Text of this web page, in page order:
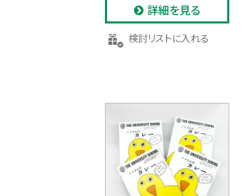
詳細を見る
検討リストに入れる